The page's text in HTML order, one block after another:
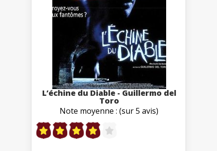
L’échine du Diable - Guillermo del
Toro
Note moyenne : (sur 5 avis)